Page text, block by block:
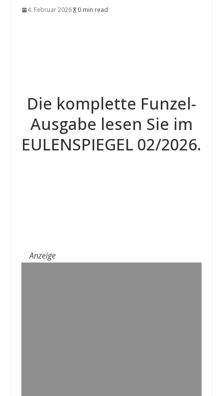
4. Februar 2026 0 min read
Die komplette Funzel-
Ausgabe lesen Sie im
EULENSPIEGEL 02/2026.
Anzeige